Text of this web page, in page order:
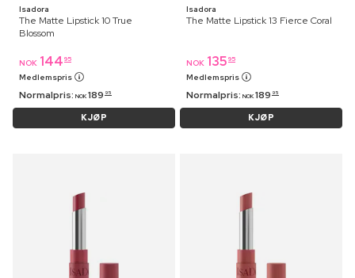
Isadora
The Matte Lipstick 10 True
Blossom
NOK 144 95
Medlemspris
Normalpris: NOK 189 95
KJØP
Isadora
The Matte Lipstick 13 Fierce Coral
NOK 135 95
Medlemspris
Normalpris: NOK 189 95
KJØP